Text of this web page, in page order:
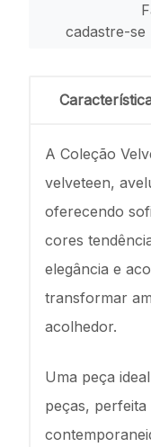
cadastre-
A Coleção
velveteen,
oferecendo
cores
elegância e
transformar
acolhedor.
Uma peça
peças,